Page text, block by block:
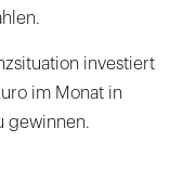
investiert
im Monat in
gewinnen.